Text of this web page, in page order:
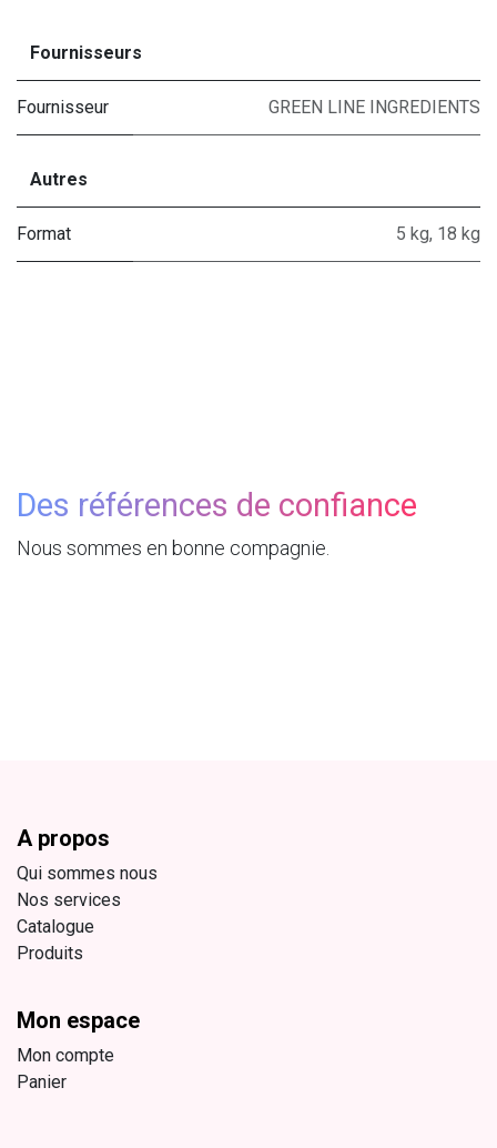
Fournisseurs
Fournisseur GREEN LINE INGREDIENTS
Autres
Format 5 kg, 18 kg
Des références de confiance
Nous sommes en bonne compagnie.
A propos
Qui sommes nous
Nos services
Catalogue
Produits
Mon espace
Mon compte
Panier